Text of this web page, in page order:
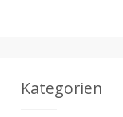
Kategorien